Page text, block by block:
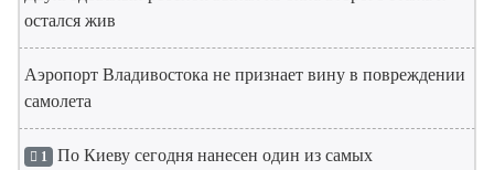
остался жив
Аэропорт Владивостока не признает вину в повреждении
самолета
1 По Киеву сегодня нанесен один из самых